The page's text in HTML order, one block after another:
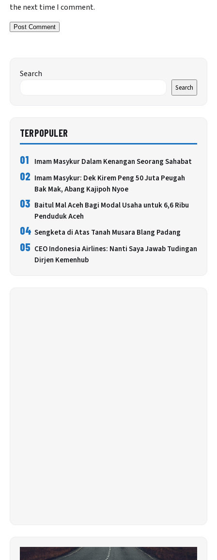
the next time I comment.
Search
Search
TERPOPULER
01 Imam Masykur Dalam Kenangan Seorang Sahabat
02 Imam Masykur: Dek Kirem Peng 50 Juta Peugah
Bak Mak, Abang Kajipoh Nyoe
03 Baitul Mal Aceh Bagi Modal Usaha untuk 6,6 Ribu
Penduduk Aceh
04 Sengketa di Atas Tanah Musara Blang Padang
05 CEO Indonesia Airlines: Nanti Saya Jawab Tudingan
Dirjen Kemenhub